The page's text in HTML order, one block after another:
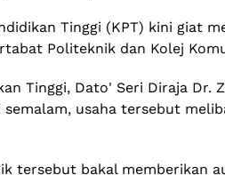
Tinggi (KPT) kini giat
Politeknik dan Kolej
Tinggi, Dato' Seri Diraja Dr.
semalam, usaha tersebut
tersebut bakal memberikan